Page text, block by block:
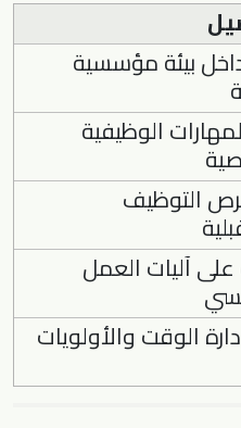
بيئة مؤسسية
الوظيفية
التوظيف
على آليات العمل
الوقت والأولويات